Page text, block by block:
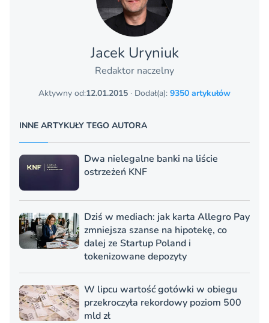
Jacek Uryniuk
Redaktor naczelny
Aktywny od:12.01.2015 · Dodał(a): 9350 artykułów
INNE ARTYKUŁY TEGO AUTORA
Dwa nielegalne banki na liście
ostrzeżeń KNF
Dziś w mediach: jak karta Allegro Pay
zmniejsza szanse na hipotekę, co
dalej ze Startup Poland i
tokenizowane depozyty
W lipcu wartość gotówki w obiegu
przekroczyła rekordowy poziom 500
mld zł